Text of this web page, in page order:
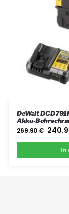
DeWalt
Akku-
Ladegerät und
269.90€
In